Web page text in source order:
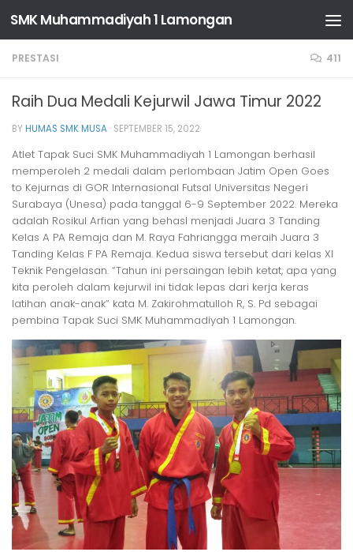
Skip to content
SMK Muhammadiyah 1 Lamongan
PRESTASI 411
Raih Dua Medali Kejurwil Jawa Timur 2022
BYHUMAS SMK MUSA · SEPTEMBER 15, 2022
Atlet Tapak Suci SMK Muhammadiyah 1 Lamongan berhasil
memperoleh 2 medali dalam perlombaan Jatim Open Goes
to Kejurnas di GOR Internasional Futsal Universitas Negeri
Surabaya (Unesa) pada tanggal 6-9 September 2022. Mereka
adalah Rosikul Arfian yang behasl menjadi Juara 3 Tanding
Kelas A PA Remaja dan M. Raya Fahriangga meraih Juara 3
Tanding Kelas F PA Remaja. Kedua siswa tersebut dari kelas XI
Teknik Pengelasan. “Tahun ini persaingan lebih ketat, apa yang
kita peroleh dalam kejurwil ini tidak lepas dari kerja keras
latihan anak-anak” kata M. Zakirohmatulloh R, S. Pd sebagai
pembina Tapak Suci SMK Muhammadiyah 1 Lamongan.